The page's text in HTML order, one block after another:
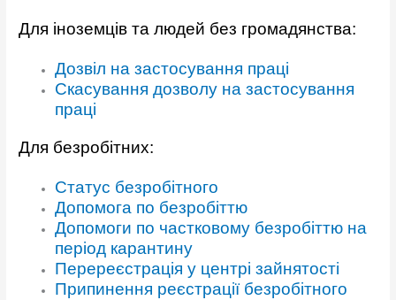
Для іноземців та людей без громадянства:
Дозвіл на застосування праці
Скасування дозволу на застосування
праці
Для безробітних:
Статус безробітного
Допомога по безробіттю
Допомоги по частковому безробіттю на
період карантину
Перереєстрація у центрі зайнятості
Припинення реєстрації безробітного